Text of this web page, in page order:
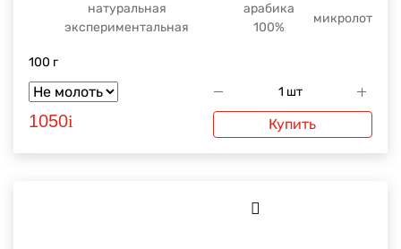
натуральная
экспериментальная
арабика
100%
микролот
100 г
1050i Купить